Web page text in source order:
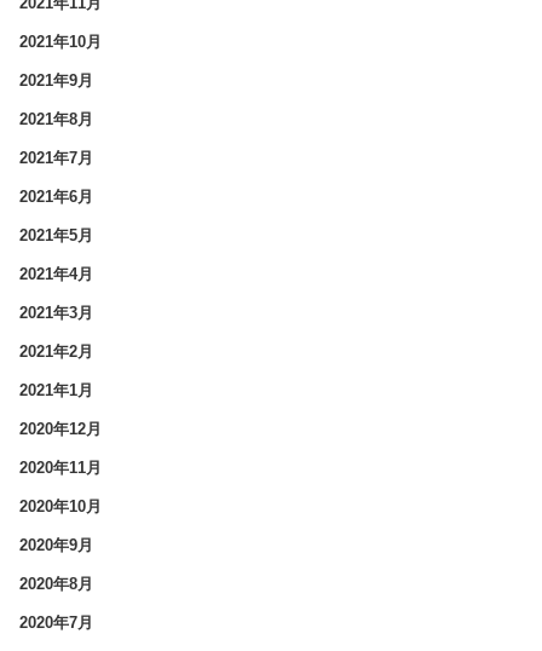
2021年10月
2021年9月
2021年8月
2021年7月
2021年6月
2021年5月
2021年4月
2021年3月
2021年2月
2021年1月
2020年12月
2020年11月
2020年10月
2020年9月
2020年8月
2020年7月